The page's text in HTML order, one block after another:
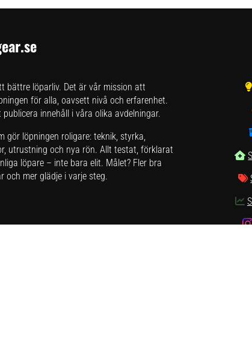
bättre löparliv. Det är vår mission att
för alla, oavsett nivå och erfarenhet.
innehåll i våra olika avdelningar.
gör löpningen roligare: teknik, styrka,
utrustning och nya rön. Allt testat, förklarat
löpare – inte bara elit. Målet? Fler bra
och mer glädje i varje steg.